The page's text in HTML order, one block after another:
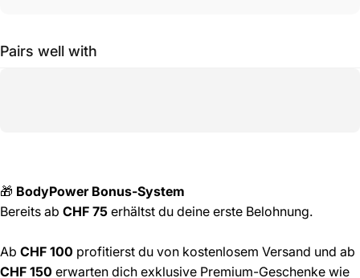
Pairs well with
🎁 BodyPower Bonus-System
Bereits ab CHF 75 erhältst du deine erste Belohnung.
Ab CHF 100 profitierst du von kostenlosem Versand und ab
CHF 150 erwarten dich exklusive Premium-Geschenke wie